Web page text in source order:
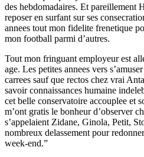
des hebdomadaires. Et pareillement
reposer en surfant sur ses
annees tout mon fidelite frenetique
mon football parmi d’autres.
Tout mon fringuant employeur est
age. Les petites annees vers
carrees sauf que rectos chez vrai
savoir connaissances humaine
cet belle conservatoire accouplee et
m’ont gratis le bonheur d’observer
s’appelaient Zidane, Ginola, Petit,
nombreux delassement pour
week-end.”